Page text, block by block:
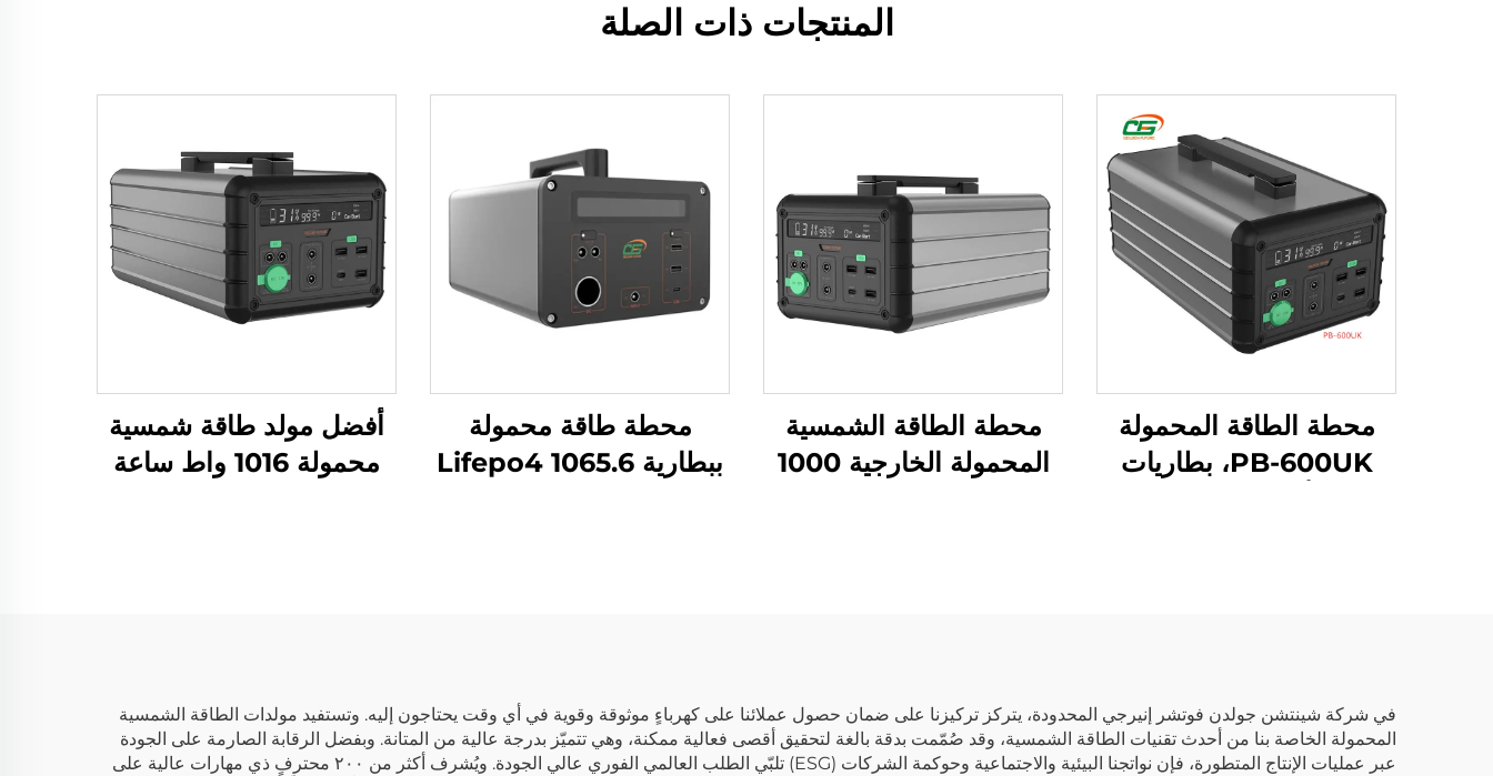
المنتجات ذات الصلة
محطة الطاقة المحمولة
PB-600UK، بطاريات
محطة الطاقة الشمسية
المحمولة الخارجية 1000
محطة طاقة محمولة
ببطارية Lifepo4 1065.6
أفضل مولد طاقة شمسية
محمولة 1016 واط ساعة
في شركة شينتشن جولدن فوتشر إنيرجي المحدودة، يتركز تركيزنا على ضمان حصول عملائنا على كهرباءٍ موثوقة وقوية في أي وقت يحتاجون إليه. وتستفيد مولدات الطاقة الشمسية
المحمولة الخاصة بنا من أحدث تقنيات الطاقة الشمسية، وقد صُمّمت بدقة بالغة لتحقيق أقصى فعالية ممكنة، وهي تتميّز بدرجة عالية من المتانة. وبفضل الرقابة الصارمة على الجودة
عبر عمليات الإنتاج المتطورة، فإن نواتجنا البيئية والاجتماعية وحوكمة الشركات (ESG) تلبّي الطلب العالمي الفوري عالي الجودة. ويُشرف أكثر من ٢٠٠ محترفٍ ذي مهارات عالية على